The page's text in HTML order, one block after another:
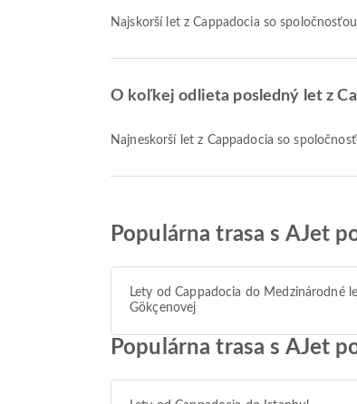
Najskorší let z Cappadocia so
O koľkej odlieta posledný let z
Najneskorší let z Cappadocia so
Populárna trasa s AJet
Lety od Cappadocia do Medzinárodné
Gökçenovej
Populárna trasa s AJet